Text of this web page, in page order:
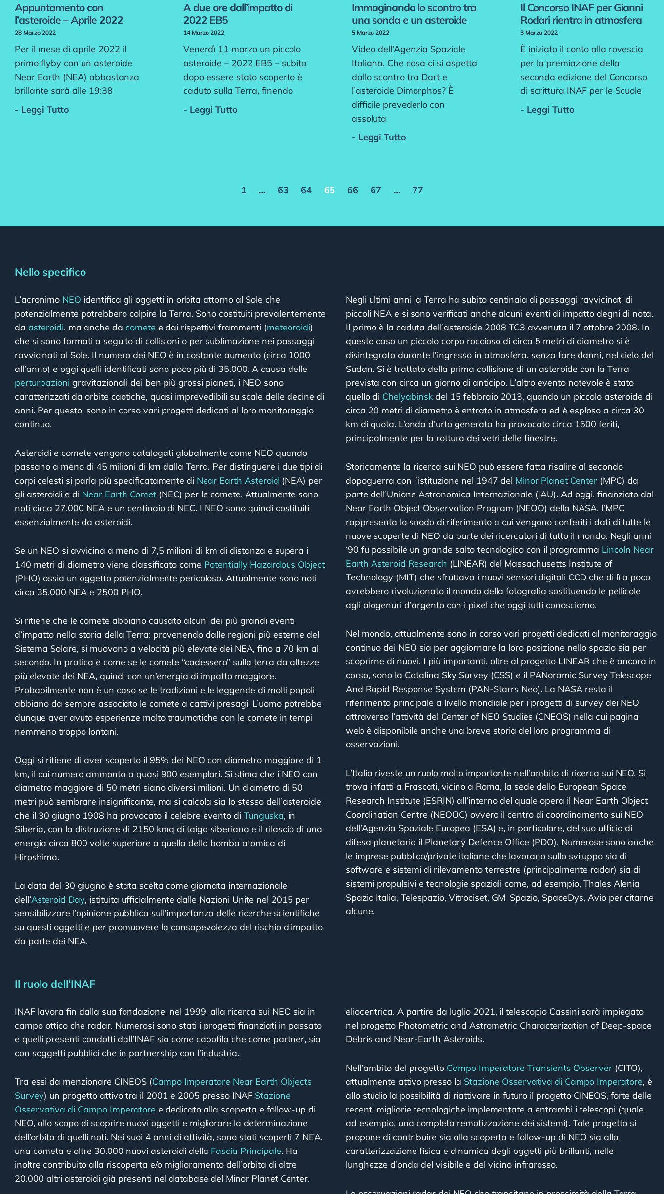
Appuntamento con
l’asteroide – Aprile 2022
28 Marzo 2022
Per il mese di aprile 2022 il
primo flyby con un asteroide
Near Earth (NEA) abbastanza
brillante sarà alle 19:38
- Leggi Tutto
A due ore dall’impatto di
2022 EB5
14 Marzo 2022
Venerdì 11 marzo un piccolo
asteroide – 2022 EB5 – subito
dopo essere stato scoperto è
caduto sulla Terra, finendo
- Leggi Tutto
Immaginando lo scontro tra
una sonda e un asteroide
5 Marzo 2022
Video dell’Agenzia Spaziale
Italiana. Che cosa ci si aspetta
dallo scontro tra Dart e
l’asteroide Dimorphos? È
difficile prevederlo con
assoluta
- Leggi Tutto
Il Concorso INAF per Gianni
Rodari rientra in atmosfera
3 Marzo 2022
È iniziato il conto alla rovescia
per la premiazione della
seconda edizione del Concorso
di scrittura INAF per le Scuole
- Leggi Tutto
1 … 63 64 65 66 67 … 77
Nello specifico
L’acronimo NEO identifica gli oggetti in orbita attorno al Sole che
potenzialmente potrebbero colpire la Terra. Sono costituiti prevalentemente
da asteroidi, ma anche da comete e dai rispettivi frammenti (meteoroidi)
che si sono formati a seguito di collisioni o per sublimazione nei passaggi
ravvicinati al Sole. Il numero dei NEO è in costante aumento (circa 1000
all’anno) e oggi quelli identificati sono poco più di 35.000. A causa delle
perturbazioni gravitazionali dei ben più grossi pianeti, i NEO sono
caratterizzati da orbite caotiche, quasi imprevedibili su scale delle decine di
anni. Per questo, sono in corso vari progetti dedicati al loro monitoraggio
continuo.
Asteroidi e comete vengono catalogati globalmente come NEO quando
passano a meno di 45 milioni di km dalla Terra. Per distinguere i due tipi di
corpi celesti si parla più specificatamente di Near Earth Asteroid (NEA) per
gli asteroidi e di Near Earth Comet (NEC) per le comete. Attualmente sono
noti circa 27.000 NEA e un centinaio di NEC. I NEO sono quindi costituiti
essenzialmente da asteroidi.
Se un NEO si avvicina a meno di 7,5 milioni di km di distanza e supera i
140 metri di diametro viene classificato come Potentially Hazardous Object
(PHO) ossia un oggetto potenzialmente pericoloso. Attualmente sono noti
circa 35.000 NEA e 2500 PHO.
Si ritiene che le comete abbiano causato alcuni dei più grandi eventi
d’impatto nella storia della Terra: provenendo dalle regioni più esterne del
Sistema Solare, si muovono a velocità più elevate dei NEA, fino a 70 km al
secondo. In pratica è come se le comete “cadessero” sulla terra da altezze
più elevate dei NEA, quindi con un’energia di impatto maggiore.
Probabilmente non è un caso se le tradizioni e le leggende di molti popoli
abbiano da sempre associato le comete a cattivi presagi. L’uomo potrebbe
dunque aver avuto esperienze molto traumatiche con le comete in tempi
nemmeno troppo lontani.
Oggi si ritiene di aver scoperto il 95% dei NEO con diametro maggiore di 1
km, il cui numero ammonta a quasi 900 esemplari. Si stima che i NEO con
diametro maggiore di 50 metri siano diversi milioni. Un diametro di 50
metri può sembrare insignificante, ma si calcola sia lo stesso dell’asteroide
che il 30 giugno 1908 ha provocato il celebre evento di Tunguska, in
Siberia, con la distruzione di 2150 kmq di taiga siberiana e il rilascio di una
energia circa 800 volte superiore a quella della bomba atomica di
Hiroshima.
La data del 30 giugno è stata scelta come giornata internazionale
dell’Asteroid Day, istituita ufficialmente dalle Nazioni Unite nel 2015 per
sensibilizzare l’opinione pubblica sull’importanza delle ricerche scientifiche
su questi oggetti e per promuovere la consapevolezza del rischio d’impatto
da parte dei NEA.
Negli ultimi anni la Terra ha subito centinaia di passaggi ravvicinati di
piccoli NEA e si sono verificati anche alcuni eventi di impatto degni di nota.
Il primo è la caduta dell’asteroide 2008 TC3 avvenuta il 7 ottobre 2008. In
questo caso un piccolo corpo roccioso di circa 5 metri di diametro si è
disintegrato durante l’ingresso in atmosfera, senza fare danni, nel cielo del
Sudan. Si è trattato della prima collisione di un asteroide con la Terra
prevista con circa un giorno di anticipo. L’altro evento notevole è stato
quello di Chelyabinskdel 15 febbraio 2013, quando un piccolo asteroide di
circa 20 metri di diametro è entrato in atmosfera ed è esploso a circa 30
km di quota. L’onda d’urto generata ha provocato circa 1500 feriti,
principalmente per la rottura dei vetri delle finestre.
Storicamente la ricerca sui NEO può essere fatta risalire al secondo
dopoguerra con l’istituzione nel 1947 del Minor Planet Center(MPC) da
parte dell’Unione Astronomica Internazionale (IAU). Ad oggi, finanziato dal
Near Earth Object Observation Program (NEOO) della NASA, l’MPC
rappresenta lo snodo di riferimento a cui vengono conferiti i dati di tutte le
nuove scoperte di NEO da parte dei ricercatori di tutto il mondo. Negli anni
‘90 fu possibile un grande salto tecnologico con il programma Lincoln Near
Earth Asteroid Research (LINEAR) del Massachusetts Institute of
Technology (MIT) che sfruttava i nuovi sensori digitali CCD che di lì a poco
avrebbero rivoluzionato il mondo della fotografia sostituendo le pellicole
agli alogenuri d’argento con i pixel che oggi tutti conosciamo.
Nel mondo, attualmente sono in corso vari progetti dedicati al monitoraggio
continuo dei NEO sia per aggiornare la loro posizione nello spazio sia per
scoprirne di nuovi. I più importanti, oltre al progetto LINEAR che è ancora in
corso, sono la Catalina Sky Survey (CSS) e il PANoramic Survey Telescope
And Rapid Response System (PAN-Starrs Neo). La NASA resta il
riferimento principale a livello mondiale per i progetti di survey dei NEO
attraverso l’attività del Center of NEO Studies (CNEOS) nella cui pagina
web è disponibile anche una breve storia del loro programma di
osservazioni.
L’Italia riveste un ruolo molto importante nell’ambito di ricerca sui NEO. Si
trova infatti a Frascati, vicino a Roma, la sede dello European Space
Research Institute (ESRIN) all’interno del quale opera il Near Earth Object
Coordination Centre (NEOOC) ovvero il centro di coordinamento sui NEO
dell’Agenzia Spaziale Europea (ESA) e, in particolare, del suo ufficio di
difesa planetaria il Planetary Defence Office (PDO). Numerose sono anche
le imprese pubblico/private italiane che lavorano sullo sviluppo sia di
software e sistemi di rilevamento terrestre (principalmente radar) sia di
sistemi propulsivi e tecnologie spaziali come, ad esempio, Thales Alenia
Spazio Italia, Telespazio, Vitrociset, GM_Spazio, SpaceDys, Avio per citarne
alcune.
Il ruolo dell’INAF
INAF lavora fin dalla sua fondazione, nel 1999, alla ricerca sui NEO sia in
campo ottico che radar. Numerosi sono stati i progetti finanziati in passato
e quelli presenti condotti dall’INAF sia come capofila che come partner, sia
con soggetti pubblici che in partnership con l’industria.
Tra essi da menzionare CINEOS (Campo Imperatore Near Earth Objects
Survey) un progetto attivo tra il 2001 e 2005 presso INAF Stazione
Osservativa di Campo Imperatore e dedicato alla scoperta e follow-up di
NEO, allo scopo di scoprire nuovi oggetti e migliorare la determinazione
dell’orbita di quelli noti. Nei suoi 4 anni di attività, sono stati scoperti 7 NEA,
una cometa e oltre 30.000 nuovi asteroidi della Fascia Principale. Ha
inoltre contribuito alla riscoperta e/o miglioramento dell’orbita di oltre
20.000 altri asteroidi già presenti nel database del Minor Planet Center.
eliocentrica. A partire da luglio 2021, il telescopio Cassini sarà impiegato
nel progetto Photometric and Astrometric Characterization of Deep-space
Debris and Near-Earth Asteroids.
Nell’ambito del progetto Campo Imperatore Transients Observer(CITO),
attualmente attivo presso la Stazione Osservativa di Campo Imperatore, è
allo studio la possibilità di riattivare in futuro il progetto CINEOS, forte delle
recenti migliorie tecnologiche implementate a entrambi i telescopi (quale,
ad esempio, una completa remotizzazione dei sistemi). Tale progetto si
propone di contribuire sia alla scoperta e follow-up di NEO sia alla
caratterizzazione fisica e dinamica degli oggetti più brillanti, nelle
lunghezze d’onda del visibile e del vicino infrarosso.